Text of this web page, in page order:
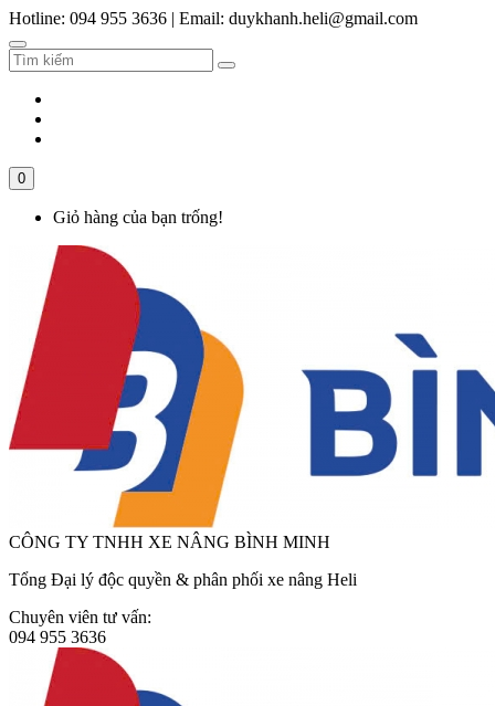
Hotline: 094 955 3636 | Email: duykhanh.heli@gmail.com
0
Giỏ hàng của bạn trống!
CÔNG TY TNHH XE NÂNG BÌNH MINH
Tổng Đại lý độc quyền & phân phối xe nâng Heli
Chuyên viên tư vấn:
094 955 3636